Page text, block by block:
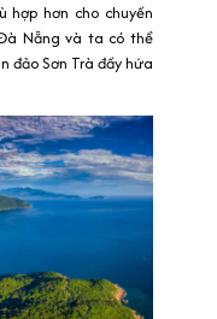
hơn cho chuyến
Nẵng và ta có thể
đảo Sơn Trà đầy hứa